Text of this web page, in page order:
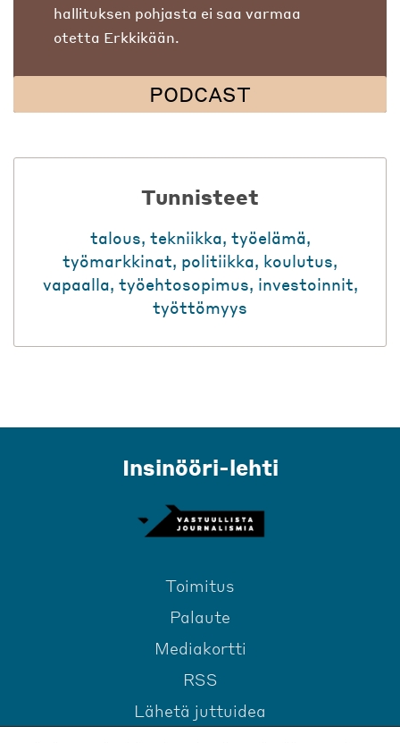
hallituksen pohjasta ei saa varmaa
otetta Erkkikään.
PODCAST
Tunnisteet
talous, tekniikka, työelämä,
työmarkkinat, politiikka, koulutus,
vapaalla, työehtosopimus, investoinnit,
työttömyys
Insinööri-lehti
Toimitus
Palaute
Mediakortti
RSS
Lähetä juttuidea